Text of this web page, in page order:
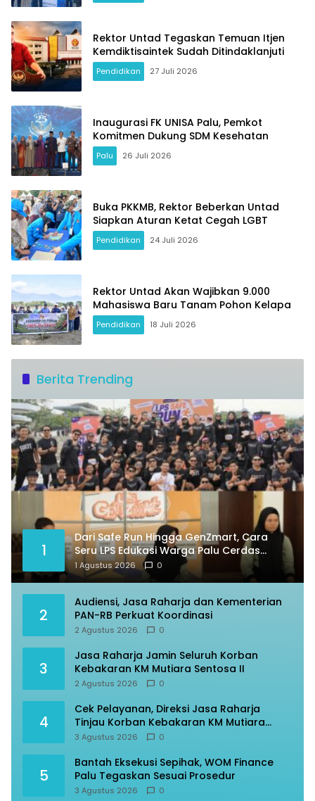
Rektor Untad Tegaskan Temuan Itjen
Kemdiktisaintek Sudah Ditindaklanjuti
Pendidikan 27 Juli 2026
Inaugurasi FK UNISA Palu, Pemkot
Komitmen Dukung SDM Kesehatan
Palu 26 Juli 2026
Buka PKKMB, Rektor Beberkan Untad
Siapkan Aturan Ketat Cegah LGBT
Pendidikan 24 Juli 2026
Rektor Untad Akan Wajibkan 9.000
Mahasiswa Baru Tanam Pohon Kelapa
Pendidikan 18 Juli 2026
Berita Trending
1
Dari Safe Run Hingga GenZmart, Cara
Seru LPS Edukasi Warga Palu Cerdas
Finansial
1 Agustus 2026 0
2
Audiensi, Jasa Raharja dan Kementerian
PAN-RB Perkuat Koordinasi
2 Agustus 2026 0
3
Jasa Raharja Jamin Seluruh Korban
Kebakaran KM Mutiara Sentosa II
2 Agustus 2026 0
4
Cek Pelayanan, Direksi Jasa Raharja
Tinjau Korban Kebakaran KM Mutiara
Sentosa II
3 Agustus 2026 0
5
Bantah Eksekusi Sepihak, WOM Finance
Palu Tegaskan Sesuai Prosedur
3 Agustus 2026 0